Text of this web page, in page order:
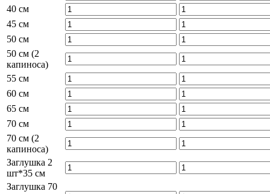
40 см
45 см
50 см
50 см (2
капиноса)
55 см
60 см
65 см
70 см
70 см (2
капиноса)
Заглушка 2
шт*35 см
Заглушка 70